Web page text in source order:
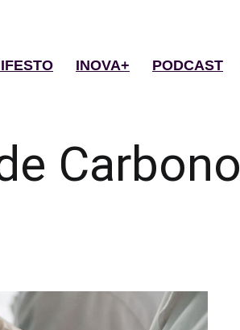
INOVA+ PODCAST
Carbono